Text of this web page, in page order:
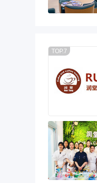
TOP.7